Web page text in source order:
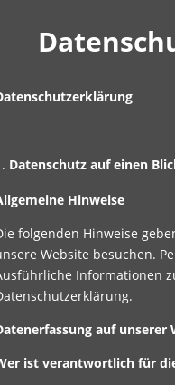
Datenschutz auf einen
Hinweise
folgenden Hinweise
Website besuchen.
Informationen
auf unserer
ist verantwortlich für